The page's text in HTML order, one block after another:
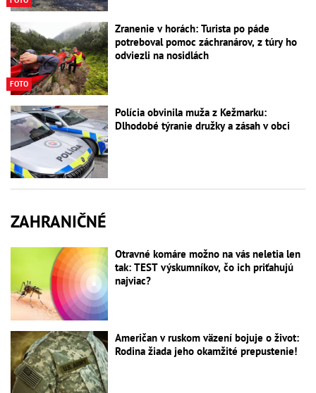
FOTO
Zranenie v horách: Turista po páde
potreboval pomoc záchranárov, z túry ho
odviezli na nosidlách
Polícia obvinila muža z Kežmarku:
Dlhodobé týranie družky a zásah v obci
ZAHRANIČNÉ
Otravné komáre možno na vás neletia len
tak: TEST výskumníkov, čo ich priťahujú
najviac?
Američan v ruskom väzení bojuje o život:
Rodina žiada jeho okamžité prepustenie!